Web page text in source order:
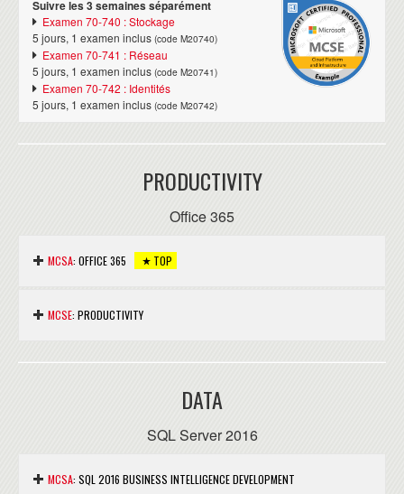
Suivre les 3 semaines séparément
Examen 70-740 : Stockage
5 jours, 1 examen inclus (code M20740)
Examen 70-741 : Réseau
5 jours, 1 examen inclus (code M20741)
Examen 70-742 : Identités
5 jours, 1 examen inclus (code M20742)
PRODUCTIVITY
Office 365
MCSA: OFFICE 365 TOP
MCSE: PRODUCTIVITY
DATA
SQL Server 2016
MCSA: SQL 2016 BUSINESS INTELLIGENCE DEVELOPMENT